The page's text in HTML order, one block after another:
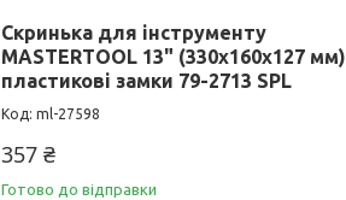
Скринька для інструменту
MASTERTOOL 13" (330х160х127 мм)
пластикові замки 79-2713 SPL
ml-27598
357 ₴
Готово до відправки